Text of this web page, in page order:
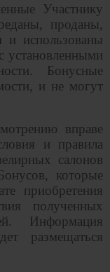
Участнику
проданы,
использованы
установленными
Бонусные
и не могут
вправе
и правила
салонов
которые
приобретения
полученных
Информация
размещаться